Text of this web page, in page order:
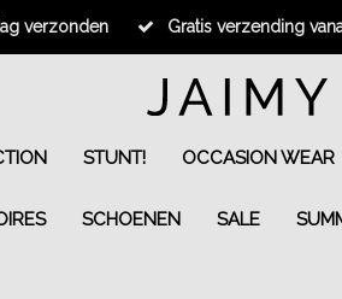
verzonden Gratis verzending
STUNT! OCCASION WEAR
SCHOENEN SALE